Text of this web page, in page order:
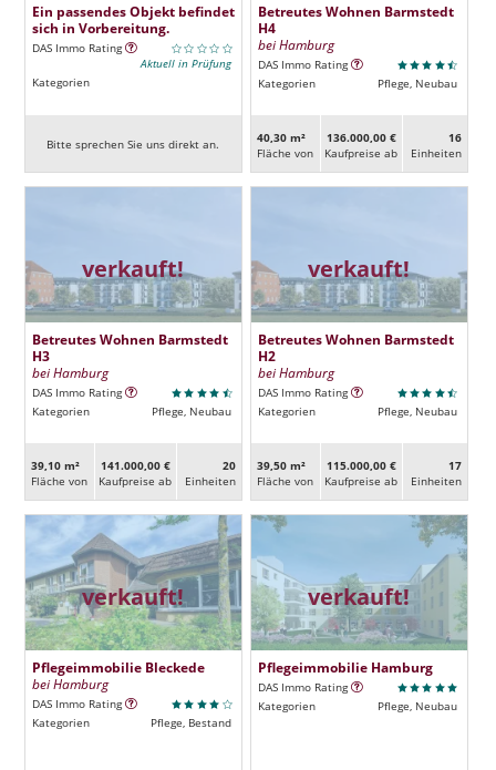
Ein passendes Objekt befindet
sich in Vorbereitung.
DAS Immo Rating
Aktuell in Prüfung
Kategorien
Bitte sprechen Sie uns direkt an.
Betreutes Wohnen Barmstedt
H4
bei Hamburg
DAS Immo Rating
Kategorien
Pflege, Neubau
40,30 m²
Fläche von
136.000,00 €
Kaufpreise ab
16
Ein­heiten
verkauft!
Betreutes Wohnen Barmstedt
H3
bei Hamburg
DAS Immo Rating
Kategorien
Pflege, Neubau
39,10 m²
Fläche von
141.000,00 €
Kaufpreise ab
20
Ein­heiten
verkauft!
Betreutes Wohnen Barmstedt
H2
bei Hamburg
DAS Immo Rating
Kategorien
Pflege, Neubau
39,50 m²
Fläche von
115.000,00 €
Kaufpreise ab
17
Ein­heiten
verkauft!
Pflegeimmobilie Bleckede
bei Hamburg
DAS Immo Rating
Kategorien
Pflege, Bestand
verkauft!
Pflegeimmobilie Hamburg
DAS Immo Rating
Kategorien
Pflege, Neubau